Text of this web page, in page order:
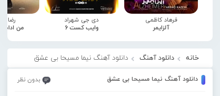
فرهاد کاظمی
آلزایمر
دی جی شهراد
وایب کست 6
رضا
من
خانه دانلود آهنگ دانلود آهنگ نیما مسیحا بی عشق
دانلود آهنگ نیما مسیحا بی عشق بدون نظر